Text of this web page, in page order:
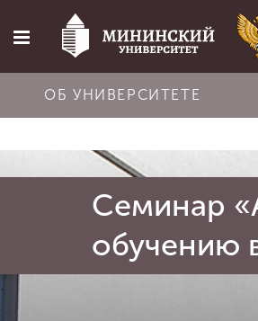
Главная
Об университете
Абитуриенту
ОБ УНИВЕРСИТЕТЕ
Семинар
обучению